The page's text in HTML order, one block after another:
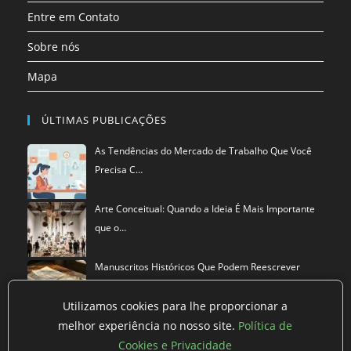
Entre em Contato
Sobre nós
Mapa
ÚLTIMAS PUBLICAÇÕES
As Tendências do Mercado de Trabalho Que Você
Precisa C…
Arte Conceitual: Quando a Ideia É Mais Importante
que o…
Manuscritos Históricos Que Podem Reescrever
Utilizamos cookies para lhe proporcionar a
melhor experiência no nosso site. Política de
Cookies e Privacidade